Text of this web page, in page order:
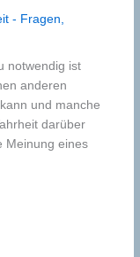
- Fragen,
notwendig ist
anderen
und manche
darüber
Meinung eines